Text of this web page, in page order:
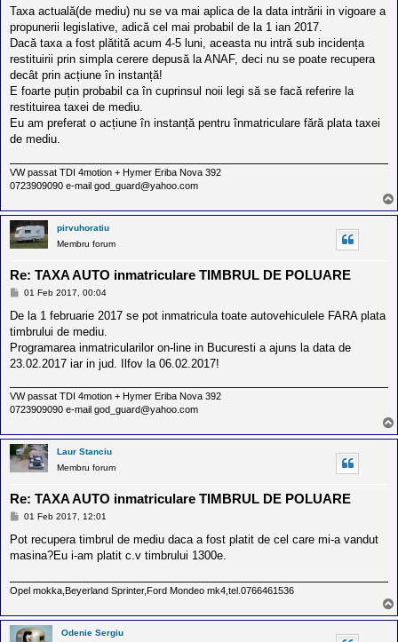
s
j
Taxa actuală(de mediu) nu se va mai aplica de la data intrării in vigoare a
propunerii legislative, adică cel mai probabil de la 1 ian 2017.
Dacă taxa a fost plătită acum 4-5 luni, aceasta nu intră sub incidența
restituirii prin simpla cerere depusă la ANAF, deci nu se poate recupera
decât prin acțiune în instanță!
E foarte puțin probabil ca în cuprinsul noii legi să se facă referire la
restituirea taxei de mediu.
Eu am preferat o acțiune în instanță pentru înmatriculare fără plata taxei
de mediu.
VW passat TDI 4motion + Hymer Eriba Nova 392
0723909090 e-mail god_guard@yahoo.com
pirvuhoratiu
Membru forum
Re: TAXA AUTO inmatriculare TIMBRUL DE POLUARE
M
s
j
01 Feb 2017, 00:04
De la 1 februarie 2017 se pot inmatricula toate autovehiculele FARA plata
timbrului de mediu.
Programarea inmatricularilor on-line in Bucuresti a ajuns la data de
23.02.2017 iar in jud. Ilfov la 06.02.2017!
VW passat TDI 4motion + Hymer Eriba Nova 392
0723909090 e-mail god_guard@yahoo.com
Laur Stanciu
Membru forum
Re: TAXA AUTO inmatriculare TIMBRUL DE POLUARE
M
s
j
01 Feb 2017, 12:01
Pot recupera timbrul de mediu daca a fost platit de cel care mi-a vandut
masina?Eu i-am platit c.v timbrului 1300e.
Opel mokka,Beyerland Sprinter,Ford Mondeo mk4,tel.0766461536
Odenie Sergiu